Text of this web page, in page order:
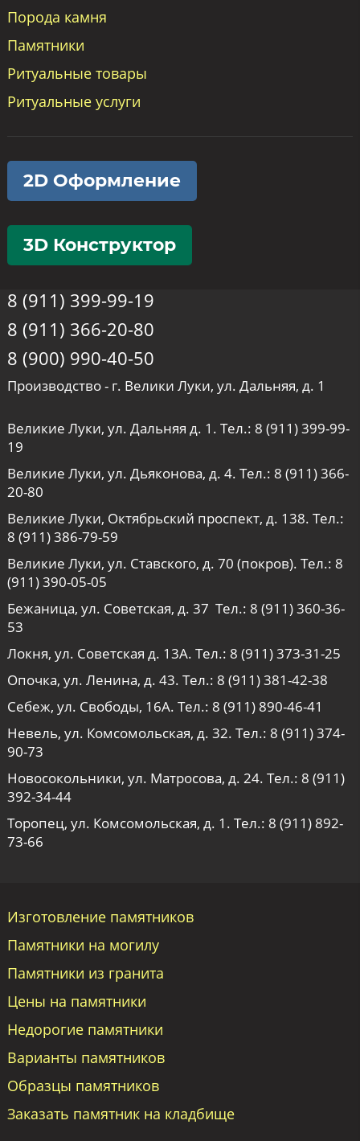
Порода камня
Памятники
Ритуальные товары
Ритуальные услуги
2D Оформление
3D Конструктор
8 (911) 399-99-19
8 (911) 366-20-80
8 (900) 990-40-50
Производство - г. Велики Луки, ул. Дальняя, д. 1
Великие Луки, ул. Дальняя д. 1. Тел.: 8 (911) 399-99-
19
Великие Луки, ул. Дьяконова, д. 4. Тел.: 8 (911) 366-
20-80
Великие Луки, Октябрьский проспект, д. 138. Тел.:
8 (911) 386-79-59
Великие Луки, ул. Ставского, д. 70 (покров). Тел.: 8
(911) 390-05-05
Бежаница, ул. Советская, д. 37 Тел.: 8 (911) 360-36-
53
Локня, ул. Советская д. 13А. Тел.: 8 (911) 373-31-25
Опочка, ул. Ленина, д. 43. Тел.: 8 (911) 381-42-38
Себеж, ул. Свободы, 16А. Тел.: 8 (911) 890-46-41
Невель, ул. Комсомольская, д. 32. Тел.: 8 (911) 374-
90-73
Новосокольники, ул. Матросова, д. 24. Тел.: 8 (911)
392-34-44
Торопец, ул. Комсомольская, д. 1. Тел.: 8 (911) 892-
73-66
Изготовление памятников
Памятники на могилу
Памятники из гранита
Цены на памятники
Недорогие памятники
Варианты памятников
Образцы памятников
Заказать памятник на кладбище